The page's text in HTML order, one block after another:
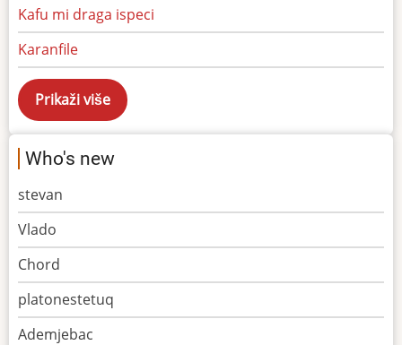
Kafu mi draga ispeci
Karanfile
Who's new
stevan
Vlado
Chord
platonestetuq
Ademjebac